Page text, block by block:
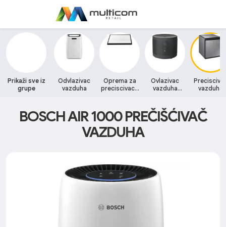
Prikaži sve iz
grupe
Odvlazivac
vazduha
Oprema za
preciscivace
Ovlazivac
vazduha
vazduha
BOSCH AIR 1000 PREČIŠĆIVAČ
VAZDUHA